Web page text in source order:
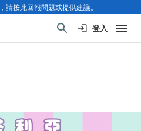
請按此回報問題或提供建議。
登入